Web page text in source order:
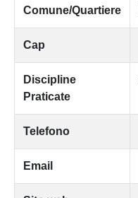
Comune/Quartiere
Cap
Discipline
Praticate
Telefono
Email